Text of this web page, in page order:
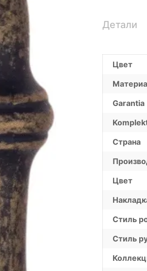
Детали
Цвет
Garantia
Страна
Цвет
Стиль
Стиль